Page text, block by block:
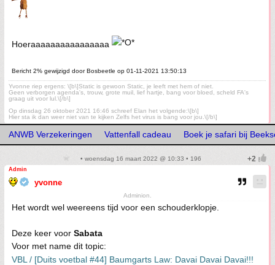
Hoeraaaaaaaaaaaaaaaa
Bericht 2% gewijzigd door Bosbeetle op 01-11-2021 13:50:13
Yvonne riep ergens: \[b\]Static is gewoon Static, je leeft met hem of niet.
Geen verborgen agenda's, trouw, grote muil, lief hartje, bang voor bloed, scheld FA's
graag uit voor lul.\[/b\]
Op dinsdag 26 oktober 2021 16:46 schreef Elan het volgende:\[b\]
Hier sta ik dan weer niet van te kijken Zelfs het virus is bang voor jou.\[/b\]
ANWB Verzekeringen Vattenfall cadeau Boek je safari bij
• woensdag 16 maart 2022 @ 10:33 • 196
Admin
yvonne
Adminion.
Het wordt wel weereens tijd voor een schouderklopje.
Deze keer voor Sabata
Voor met name dit topic:
VBL / [Duits voetbal #44] Baumgarts Law: Davai Davai Davai!!!